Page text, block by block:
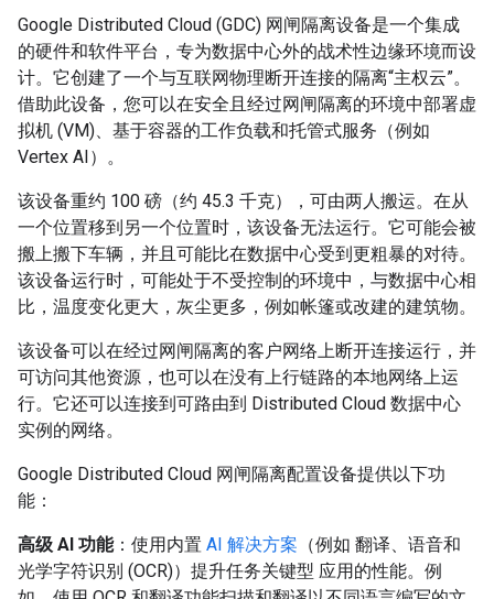
Google Distributed Cloud (GDC) 网闸隔离设备是一个集成
的硬件和软件平台，专为数据中心外的战术性边缘环境而设
计。它创建了一个与互联网物理断开连接的隔离“主权云”。
借助此设备，您可以在安全且经过网闸隔离的环境中部署虚
拟机 (VM)、基于容器的工作负载和托管式服务（例如
Vertex AI）。
该设备重约 100 磅（约 45.3 千克），可由两人搬运。在从
一个位置移到另一个位置时，该设备无法运行。它可能会被
搬上搬下车辆，并且可能比在数据中心受到更粗暴的对待。
该设备运行时，可能处于不受控制的环境中，与数据中心相
比，温度变化更大，灰尘更多，例如帐篷或改建的建筑物。
该设备可以在经过网闸隔离的客户网络上断开连接运行，并
可访问其他资源，也可以在没有上行链路的本地网络上运
行。它还可以连接到可路由到 Distributed Cloud 数据中心
实例的网络。
Google Distributed Cloud 网闸隔离配置设备提供以下功
能：
高级 AI 功能：使用内置 AI 解决方案 （例如 翻译、语音和
光学字符识别 (OCR)）提升任务关键型 应用的性能。例